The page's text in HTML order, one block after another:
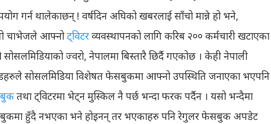
गर्न थालेकाछन् ! वर्षदिन अघिको खबरलाई साँचो मान्ने हो भने,
चाभेजले आफ्नोट्विटरव्यवस्थापनको लागि करिब २०० कर्मचारी खटाएका
ज्वरो, नेपालमा बिस्तारै छिर्दै गएकोछ । केही नेपाली
सोसलमिडिया विशेषत फेसबुकमा आफ्नो उपस्थिति जनाएका भएपनि
तथा ट्विटरमा भेट्न मुस्किल नै पर्छ भन्दा फरक पर्दैन । यसो भन्दैमा
हुँदै नभएका भने होइनन् तर भएकाहरु पनि रेगुलर फेसबुक अपडेट